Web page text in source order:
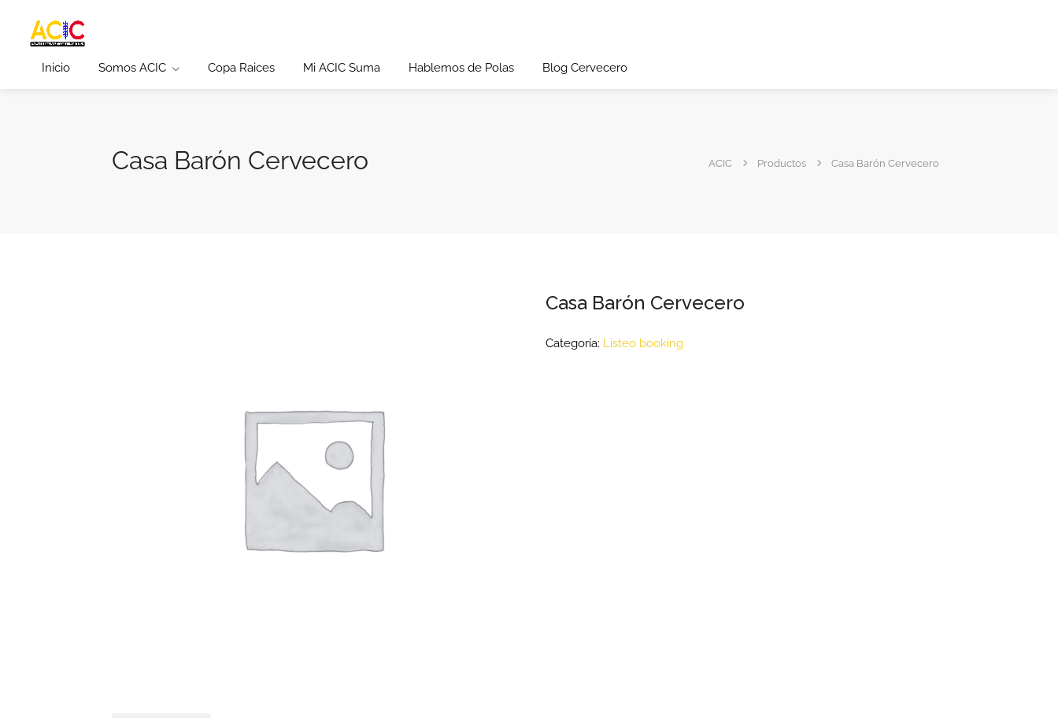
Inicio Somos ACIC Copa Raices Mi ACIC Suma Hablemos de Polas Blog Cervecero
Casa Barón Cervecero ACIC Productos Casa Barón Cervecero
Casa Barón Cervecero
Categoría: Listeo booking